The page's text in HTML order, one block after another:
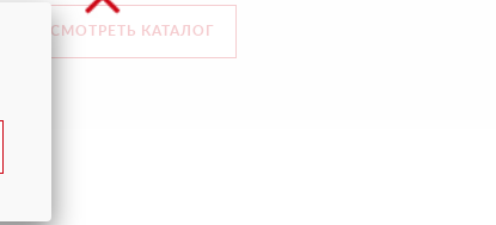
СМОТРЕТЬ КАТАЛОГ